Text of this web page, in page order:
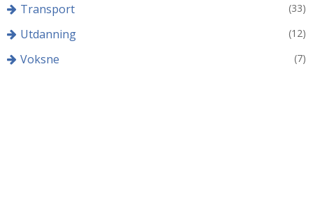
Transport (33)
Utdanning (12)
Voksne (7)